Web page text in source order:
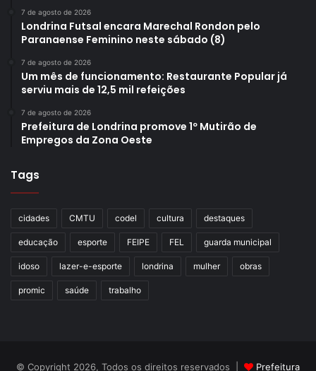
7 de agosto de 2026
Londrina Futsal encara Marechal Rondon pelo
Paranaense Feminino neste sábado (8)
7 de agosto de 2026
Um mês de funcionamento: Restaurante Popular já
serviu mais de 12,5 mil refeições
7 de agosto de 2026
Prefeitura de Londrina promove 1º Mutirão de
Empregos da Zona Oeste
Tags
cidades CMTU codel cultura destaques
educação esporte FEIPE FEL guarda municipal
idoso lazer-e-esporte londrina mulher obras
promic saúde trabalho
© Copyright 2026, Todos os direitos reservados | Prefeitura